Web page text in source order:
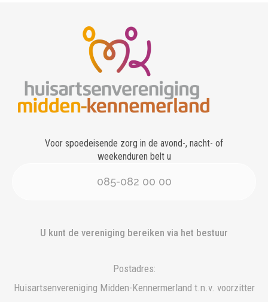
Voor spoedeisende zorg in de avond-, nacht- of
weekenduren belt u
085-082 00 00
U kunt de vereniging bereiken via het bestuur
Postadres:
Huisartsenvereniging Midden-Kennermerland t.n.v. voorzitter